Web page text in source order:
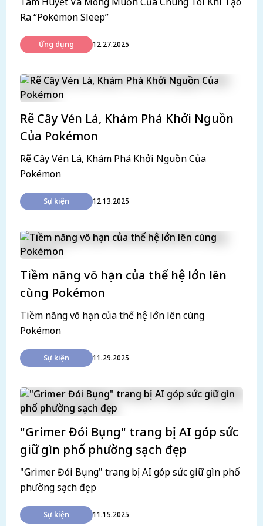
Ra “Pokémon Sleep”
Ứng dụng 12.27.2025
Rẽ Cây Vén Lá, Khám Phá Khởi Nguồn
Của Pokémon
Rẽ Cây Vén Lá, Khám Phá Khởi Nguồn Của
Pokémon
Sự kiện 12.13.2025
Tiềm năng vô hạn của thế hệ lớn lên
cùng Pokémon
Tiềm năng vô hạn của thế hệ lớn lên cùng
Pokémon
Sự kiện 11.29.2025
"Grimer Đói Bụng" trang bị AI góp sức
giữ gìn phố phường sạch đẹp
"Grimer Đói Bụng" trang bị AI góp sức giữ gìn phố
phường sạch đẹp
Sự kiện 11.15.2025